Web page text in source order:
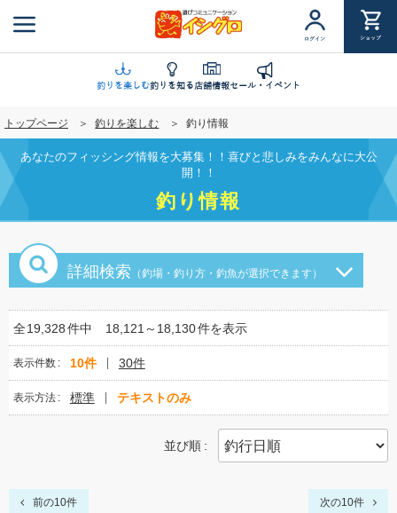
ン
に
移
動
ログイン ショップ
釣りを楽しむ釣りを知る店舗情報セール・イベント
トップページ 釣りを楽しむ 釣り情報
あなたのフィッシング情報を大募集！！喜びと悲しみをみんなに大公
開！！
釣り情報
詳細検索 （釣場・釣り方・釣魚が選択できます）
全19,328件中 18,121～18,130件を表示
表示件数 10件 30件
表示方法 標準 テキストのみ
並び順
前の10件 次の10件